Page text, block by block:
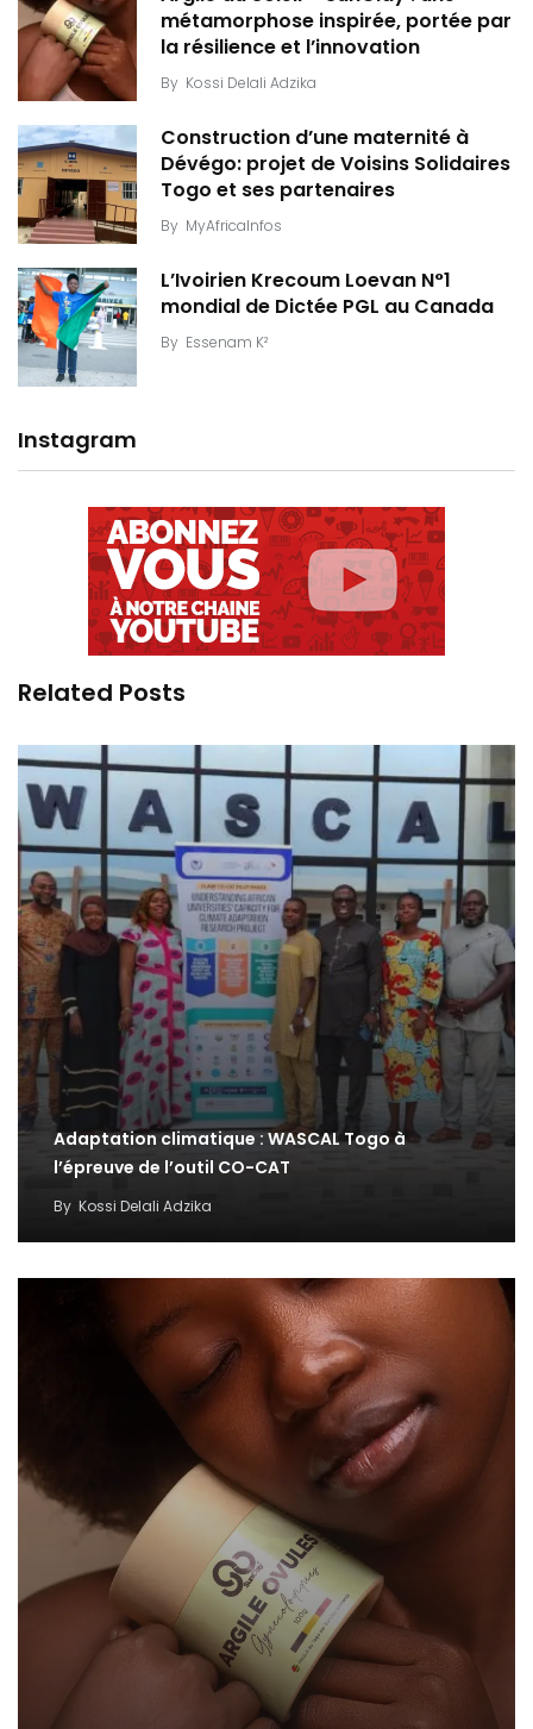
métamorphose inspirée, portée par
la résilience et l’innovation
By Kossi Delali Adzika
Construction d’une maternité à
Dévégo: projet de Voisins Solidaires
Togo et ses partenaires
By MyAfricaInfos
L’Ivoirien Krecoum Loevan N°1
mondial de Dictée PGL au Canada
By Essenam K²
Instagram
Related Posts
Adaptation climatique : WASCAL Togo à
l’épreuve de l’outil CO-CAT
By Kossi Delali Adzika